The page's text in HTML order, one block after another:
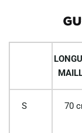
S 70